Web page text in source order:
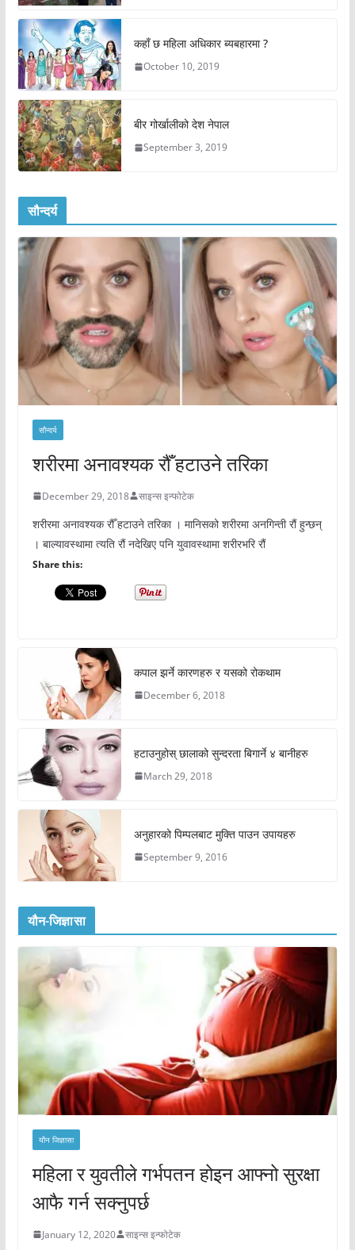
कहाँ छ महिला अधिकार ब्यबहारमा ?
October 10, 2019
बीर गोर्खालीको देश नेपाल
September 3, 2019
सौन्दर्य
सौन्दर्य
शरीरमा अनावश्यक रौँ हटाउने तरिका
December 29, 2018 साइन्स इन्फोटेक
शरीरमा अनावश्यक रौँ हटाउने तरिका । मानिसको शरीरमा अनगिन्ती रौं हुन्छन्
। बाल्यावस्थामा त्यति रौं नदेखिए पनि युवावस्थामा शरीरभरि रौं
Share this:
कपाल झर्ने कारणहरु र यसको रोकथाम
December 6, 2018
हटाउनुहोस् छालाको सुन्दरता बिगार्ने ४ बानीहरु
March 29, 2018
अनुहारको पिम्पलबाट मुक्ति पाउन उपायहरु
September 9, 2016
यौन-जिज्ञासा
यौन जिज्ञासा
महिला र युवतीले गर्भपतन होइन आफ्नो सुरक्षा
आफै गर्न सक्नुपर्छ
January 12, 2020 साइन्स इन्फोटेक